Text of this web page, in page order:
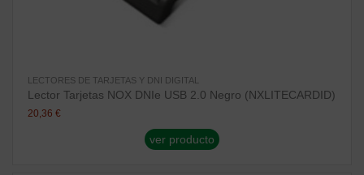
LECTORES DE TARJETAS Y DNI DIGITAL
Lector Tarjetas NOX DNIe USB 2.0 Negro (NXLITECARDID)
20,36 €
ver producto